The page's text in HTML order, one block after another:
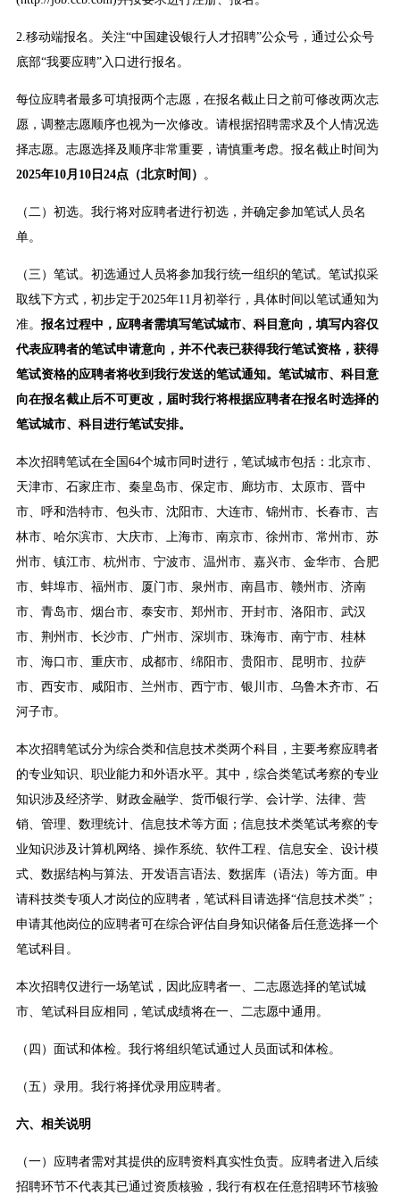
2.移动端报名。关注“中国建设银行人才招聘”公众号，通过公众号
底部“我要应聘”入口进行报名。
每位应聘者最多可填报两个志愿，在报名截止日之前可修改两次志
愿，调整志愿顺序也视为一次修改。请根据招聘需求及个人情况选
择志愿。志愿选择及顺序非常重要，请慎重考虑。报名截止时间为
2025年10月10日24点（北京时间） 。
（二）初选。我行将对应聘者进行初选，并确定参加笔试人员名
单。
（三）笔试。初选通过人员将参加我行统一组织的笔试。笔试拟采
取线下方式，初步定于2025年11月初举行，具体时间以笔试通知为
准。 报名过程中，应聘者需填写笔试城市、科目意向 ，填写内容仅
代表应聘者的笔试申请意向，并不代表已获得我行笔试资格，获得
笔试资格的应聘者将收到我行发送的笔试通知。笔试城市、科目意
向在报名截止后不可更改，届时我行将根据应聘者在报名时选择的
笔试城市、科目进行笔试安排。
本次招聘笔试在全国64个城市同时进行，笔试城市包括：北京市、
天津市、石家庄市、秦皇岛市、保定市、廊坊市、太原市、晋中
市、呼和浩特市、包头市、沈阳市、大连市、锦州市、长春市、吉
林市、哈尔滨市、大庆市、上海市、南京市、徐州市、常州市、苏
州市、镇江市、杭州市、宁波市、温州市、嘉兴市、金华市、合肥
市、蚌埠市、福州市、厦门市、泉州市、南昌市、赣州市、济南
市、青岛市、烟台市、泰安市、郑州市、开封市、洛阳市、武汉
市、荆州市、长沙市、广州市、深圳市、珠海市、南宁市、桂林
市、海口市、重庆市、成都市、绵阳市、贵阳市、昆明市、拉萨
市、西安市、咸阳市、兰州市、西宁市、银川市、乌鲁木齐市、石
河子市。
本次招聘笔试分为综合类和信息技术类两个科目，主要考察应聘者
的专业知识、职业能力和外语水平。其中，综合类笔试考察的专业
知识涉及经济学、财政金融学、货币银行学、会计学、法律、营
销、管理、数理统计、信息技术等方面；信息技术类笔试考察的专
业知识涉及计算机网络、操作系统、软件工程、信息安全、设计模
式、数据结构与算法、开发语言语法、数据库（语法）等方面。申
请科技类专项人才岗位的应聘者，笔试科目请选择“信息技术类”；
申请其他岗位的应聘者可在综合评估自身知识储备后任意选择一个
笔试科目。
本次招聘仅进行一场笔试，因此应聘者一、二志愿选择的笔试城
市、笔试科目应相同，笔试成绩将在一、二志愿中通用。
（四）面试和体检。我行将组织笔试通过人员面试和体检。
（五）录用。我行将择优录用应聘者。
六、相关说明
（一）应聘者需对其提供的应聘资料真实性负责。应聘者进入后续
招聘环节不代表其已通过资质核验，我行有权在任意招聘环节核验